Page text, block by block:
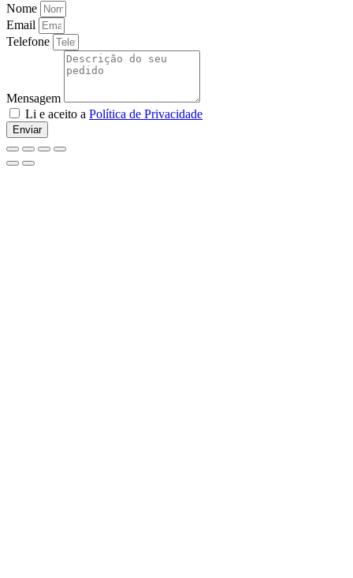
Nome
Email
Telefone
Mensagem
Li e aceito a Política de Privacidade
Enviar